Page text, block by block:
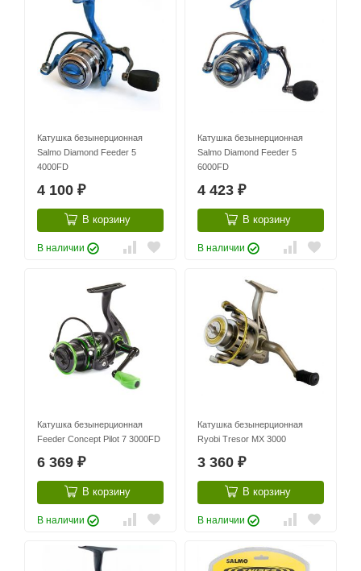
Катушка безынерционная
Salmo Diamond Feeder 5
4000FD
4 100 ₽
В корзину
В наличии
Катушка безынерционная
Salmo Diamond Feeder 5
6000FD
4 423 ₽
В корзину
В наличии
Катушка безынерционная
Feeder Concept Pilot 7 3000FD
6 369 ₽
В корзину
В наличии
Катушка безынерционная
Ryobi Tresor MX 3000
3 360 ₽
В корзину
В наличии